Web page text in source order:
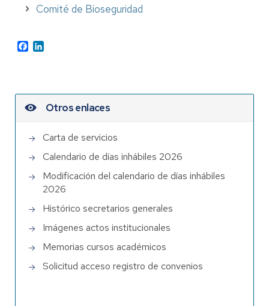
Comité de Bioseguridad
Facebook
Otros enlaces
Carta de servicios
Calendario de días inhábiles 2026
Modificación del calendario de días inhábiles
2026
Histórico secretarios generales
Imágenes actos institucionales
Memorias cursos académicos
Solicitud acceso registro de convenios